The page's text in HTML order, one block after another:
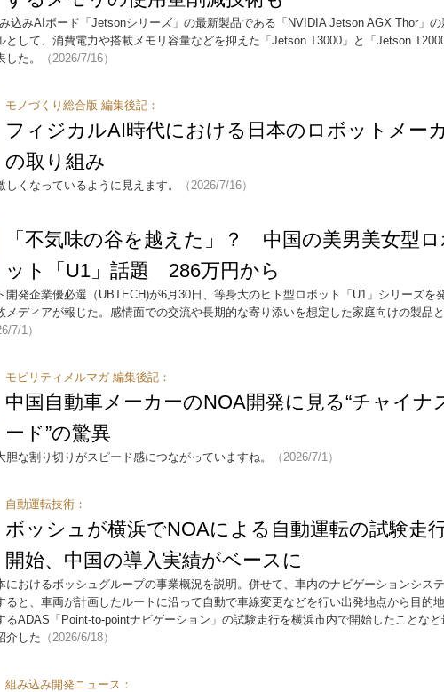
込みAIボード「Jetsonシリーズ」の最新製品である「NVIDIA Jetson AGX Thor」の
として、消費電力や搭載メモリ容量などを抑えた「Jetson T3000」と「Jetson
た。
（2026/7/16）
モノづくり総合版 編集後記：
フィジカルAI時代における日本のロボットメー
の取り組み
しくなっているように見えます。 （2026/7/16）
「不気味の谷を越えた」？ 中国の美男美女型ロ
ット「U1」話題 286万円から
開発企業優必選（UBTECH)が6月30日、等身大のヒト型ロボット「U1」シリーズを
メディアが報じた。感情面での交流や長期的な寄り添いを想定した家庭向けの製品
7/1）
モビリティメルマガ 編集後記：
中国自動車メーカーのNOA開発に見る“チャイナ
ード”の驚異
胆な割り切りがスピード感につながっていますね。 （2026/7/1）
自動運転技術：
ボッシュが横浜でNOAによる自動運転の試験走
開始、中国の導入実績がベースに
におけるボッシュグループの事業概況を説明。併せて、車内のナビゲーションシス
ると、車両が計画したルートに沿って自動で車線変更などを行い出発地点から目的
るADAS「Point-to-pointナビゲーション」の試験走行を横浜市内で開始したことなど
介した （2026/6/18）
組み込み開発ニュース：